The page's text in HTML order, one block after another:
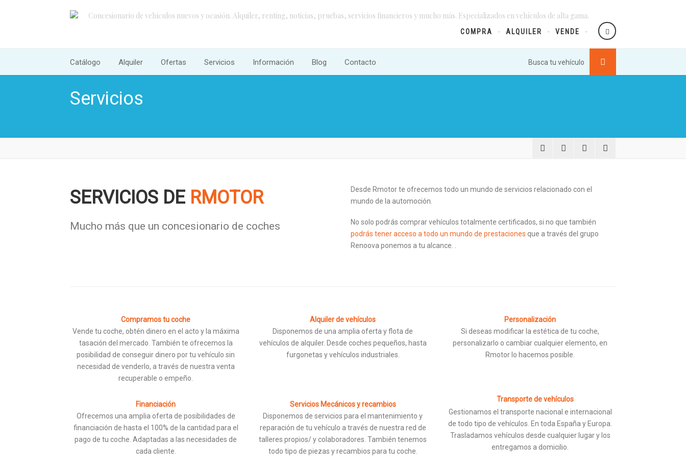
Concesionario de vehículos nuevos y ocasión. Alquiler, renting, noticias, pruebas, servicios financieros y mucho más. Especializados en vehículos de alta gama.
COMPRA ALQUILER VENDE
Busca tu vehículo
Catálogo Alquiler Ofertas Servicios Información Blog Contacto
Servicios
SERVICIOS DE RMOTOR
Mucho más que un concesionario de coches
Desde Rmotor te ofrecemos todo un mundo de servicios relacionado con el
mundo de la automoción.
No solo podrás comprar vehículos totalmente certificados, si no que también
podrás tener acceso a todo un mundo de prestaciones que a través del grupo
Renoova ponemos a tu alcance.
Compramos tu coche
Vende tu coche, obtén dinero en el acto y la máxima
tasación del mercado. También te ofrecemos la
posibilidad de conseguir dinero por tu vehículo sin
necesidad de venderlo, a través de nuestra venta
recuperable o empeño.
Alquiler de vehículos
Disponemos de una amplia oferta y flota de
vehículos de alquiler. Desde coches pequeños, hasta
furgonetas y vehículos industriales.
Personalización
Si deseas modificar la estética de tu coche,
personalizarlo o cambiar cualquier elemento, en
Rmotor lo hacemos posible.
Financiación
Ofrecemos una amplia oferta de posibilidades de
financiación de hasta el 100% de la cantidad para el
pago de tu coche. Adaptadas a las necesidades de
cada cliente.
Servicios Mecánicos y recambios
Disponemos de servicios para el mantenimiento y
reparación de tu vehículo a través de nuestra red de
talleres propios/ y colaboradores. También tenemos
todo tipo de piezas y recambios para tu coche.
Transporte de vehículos
Gestionamos el transporte nacional e internacional
de todo tipo de vehículos. En toda España y Europa.
Trasladamos vehículos desde cualquier lugar y los
entregamos a domicilio.